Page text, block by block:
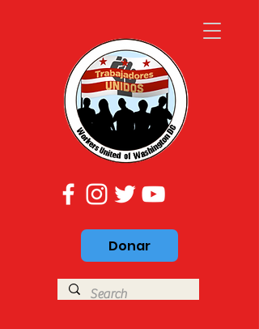
Donar